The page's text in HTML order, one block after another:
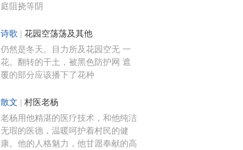
庭阻挠等阴
诗歌 花园空荡荡及其他
仍然是冬天。目力所及花园空无 一
花。翻转的干土，被黑色防护网 遮
覆的部分应该播下了花种
散文 村医老杨
老杨用他精湛的医疗技术，和他纯洁
无瑕的医德，温暖呵护着村民的健
康。他的人格魅力，他甘愿奉献的高